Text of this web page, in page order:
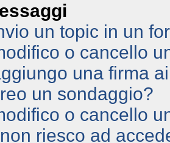
un topic in un
o cancello
una firma
un sondaggio?
o cancello
riesco ad